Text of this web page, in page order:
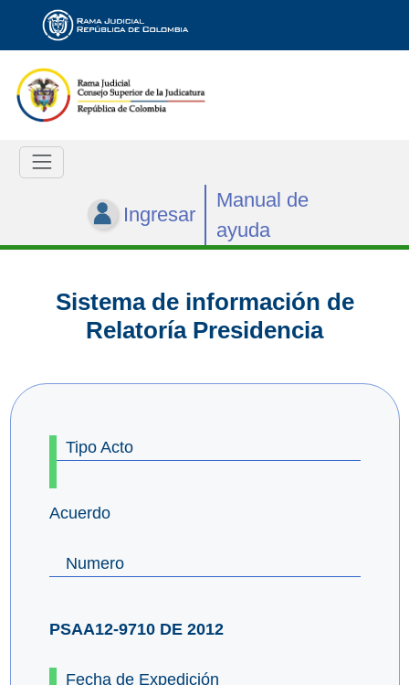
Ingresar
Manual de
ayuda
Sistema de información de
Relatoría Presidencia
Tipo Acto
Acuerdo
Numero
PSAA12-9710 DE 2012
Fecha de Expedición